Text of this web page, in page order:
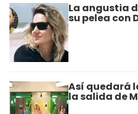
La angustia
su pelea con
Así quedará
la salida de